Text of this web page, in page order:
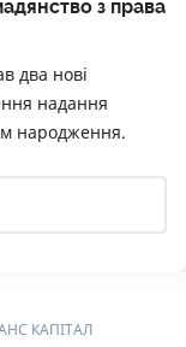
з права
два нові
надання
народження.
КАПІТАЛ